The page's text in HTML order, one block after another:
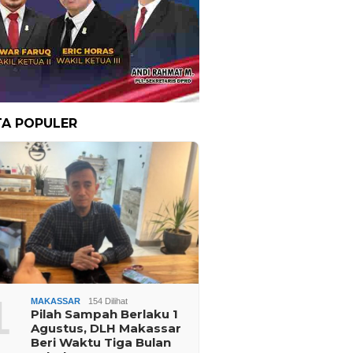
POPULER
MAKASSAR 154 Dilihat
Pilah Sampah Berlaku 1
Agustus, DLH Makassar
Beri Waktu Tiga Bulan